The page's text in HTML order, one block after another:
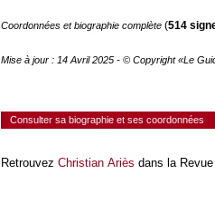
Coordonnées et biographie complète (514
Mise à jour : 14 Avril 2025 - © Copyright «Le
Consulter sa biographie et ses coordonnées
Retrouvez Christian Ariès dans la